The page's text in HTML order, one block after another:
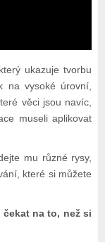
který ukazuje tvorbu
na vysoké úrovní,
věci jsou navíc,
museli aplikovat
mu různé rysy,
které si můžete
na to, než si